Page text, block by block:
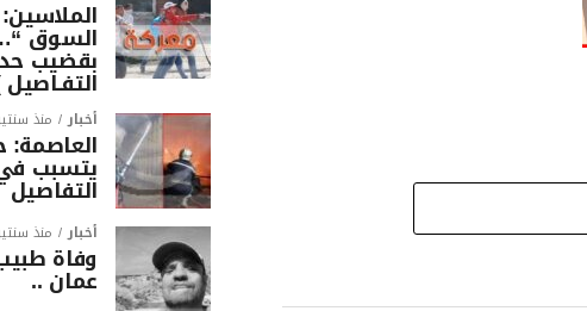
السوق
بقضيب
أخبار منذ
العاصمة:
يتسبب
التفاصيل
أخبار منذ
وفاة
عمان ..